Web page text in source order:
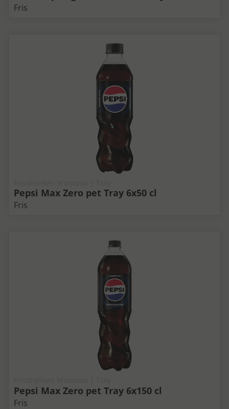
Fris
Pepsi Max Zero pet Tray 6x50 cl
Fris
Pepsi Max Zero pet Tray 6x150 cl
Fris